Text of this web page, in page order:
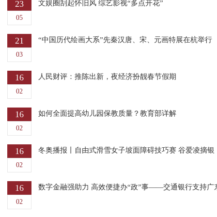
23
05
文娱圈刮起怀旧风 综艺影视“多点开花”
21
03
“中国历代绘画大系”先秦汉唐、宋、元画特展在杭举行
16
02
人民财评：推陈出新，夜经济扮靓春节假期
16
02
如何全面提高幼儿园保教质量？教育部详解
16
02
冬奥播报丨自由式滑雪女子坡面障碍技巧赛 谷爱凌摘银
16
02
数字金融强助力 高效便捷办“政”事——交通银行支持广